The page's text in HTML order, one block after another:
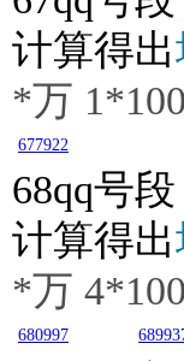
计算得出
*万 1
677922
68qq号
计算得出
*万 4
680997